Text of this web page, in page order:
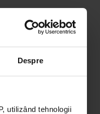
Despre
utilizând tehnologii